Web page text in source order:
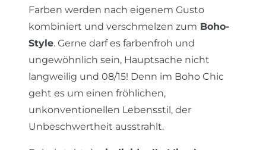
Farben werden nach eigenem Gusto
kombiniert und verschmelzen zum Boho-
Style. Gerne darf es farbenfroh und
ungewöhnlich sein, Hauptsache nicht
langweilig und 08/15! Denn im Boho Chic
geht es um einen fröhlichen,
unkonventionellen Lebensstil, der
Unbeschwertheit ausstrahlt.